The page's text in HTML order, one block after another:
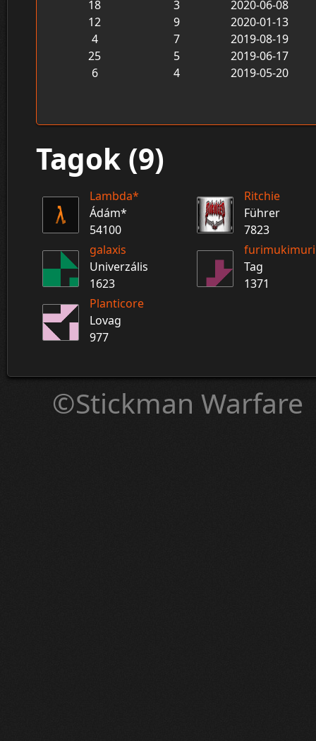
18 3
2020-06-08
12
9
2020-01-13
4
7
2019-08-19
25
5
2019-06-17
6
4 2019-05-20
Tagok (9)
Lambda*
Ádám*
54100
Ritchie
Führer
7823
galaxis
Univerzális
1623
furimukimuri
Tag
1371
Planticore
Lovag
977
©Stickman Warfare